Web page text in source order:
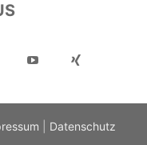
Datenschutz